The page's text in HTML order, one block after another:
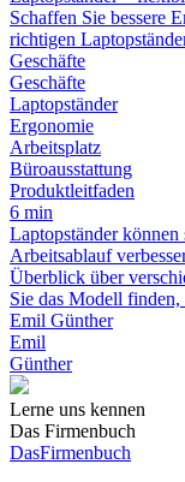
Schaffen Sie bessere
richtigen
Geschäfte
Geschäfte
Laptopständer
Ergonomie
Arbeitsplatz
Büroausstattung
Produktleitfaden
6 min
Laptopständer
Arbeitsablauf
Überblick über
Sie das Modell finden,
Emil Günther
Emil
Günther
Lerne uns kennen
Das Firmenbuch
DasFirmenbuch